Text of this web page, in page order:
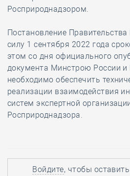
Росприроднадзором.
Постановление
силу 1 сентября 2022 года
этом со дня официального
документа Минстрою России и
необходимо обеспечить
реализации взаимодействия
систем экспертной
Росприроднадзора.
Войдите, чтобы